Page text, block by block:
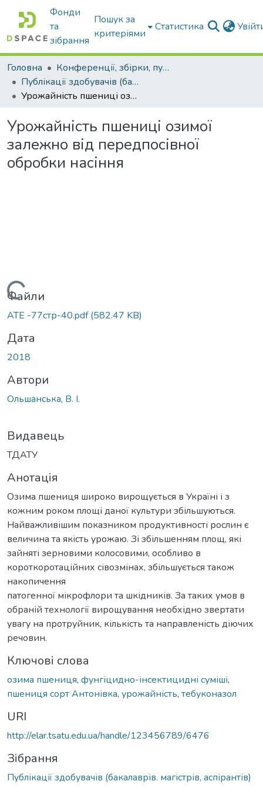
Фонди
та
зібрання
Пошук за
критеріями
Статистика
Головна
Конференції, збірки, публікації молодих вчених і здобувачів : магістрів, бакалаврів, аспірантів.
Публікації здобувачів (бакалаврів. магістрів, аспірантів)
Урожайність пшениці озимої залежно від передпосівної обробки насіння
Урожайність пшениці озимої
залежно від передпосівної
обробки насіння
Вантажиться...
Файли
АТЕ -77стр-40.pdf(582.47 KB)
Дата
2018
Автори
Ольшанська, В. І.
Видавець
ТДАТУ
Анотація
Озима пшениця широко вирощується в Україні і з
кожним роком площі даної культури збільшуються.
Найважливішим показником продуктивності рослин є
величина та якість урожаю. Зі збільшенням площ, які
зайняті зерновими колосовими, особливо в
короткоротаційних сівозмінах, збільшується також
накопичення
патогенної мікрофлори та шкідників. За таких умов в
обраній технології вирощування необхідно звертати
увагу на протруйник, кількість та направленість діючих
речовин.
Ключові слова
озима пшениця, фунгіцидно-інсектицидні суміші,
пшениця сорт Антонівка, урожайність, тебуконазол
URI
http://elar.tsatu.edu.ua/handle/123456789/6476
Зібрання
Публікації здобувачів (бакалаврів. магістрів, аспірантів)